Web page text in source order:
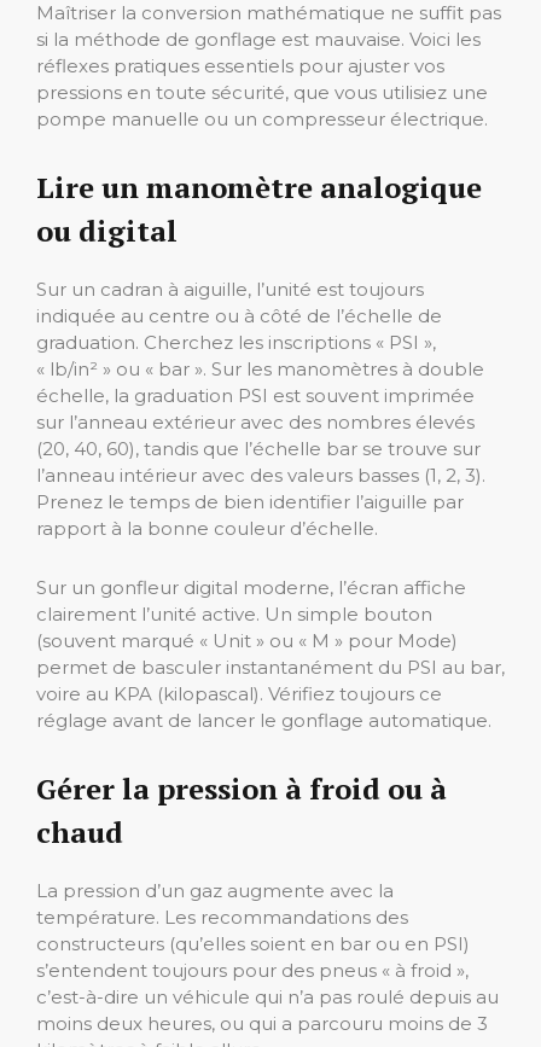
Maîtriser la conversion mathématique ne suffit pas
si la méthode de gonflage est mauvaise. Voici les
réflexes pratiques essentiels pour ajuster vos
pressions en toute sécurité, que vous utilisiez une
pompe manuelle ou un compresseur électrique.
Lire un manomètre analogique
ou digital
Sur un cadran à aiguille, l’unité est toujours
indiquée au centre ou à côté de l’échelle de
graduation. Cherchez les inscriptions « PSI »,
« lb/in² » ou « bar ». Sur les manomètres à double
échelle, la graduation PSI est souvent imprimée
sur l’anneau extérieur avec des nombres élevés
(20, 40, 60), tandis que l’échelle bar se trouve sur
l’anneau intérieur avec des valeurs basses (1, 2, 3).
Prenez le temps de bien identifier l’aiguille par
rapport à la bonne couleur d’échelle.
Sur un gonfleur digital moderne, l’écran affiche
clairement l’unité active. Un simple bouton
(souvent marqué « Unit » ou « M » pour Mode)
permet de basculer instantanément du PSI au bar,
voire au KPA (kilopascal). Vérifiez toujours ce
réglage avant de lancer le gonflage automatique.
Gérer la pression à froid ou à
chaud
La pression d’un gaz augmente avec la
température. Les recommandations des
constructeurs (qu’elles soient en bar ou en PSI)
s’entendent toujours pour des pneus « à froid »,
c’est-à-dire un véhicule qui n’a pas roulé depuis au
moins deux heures, ou qui a parcouru moins de 3